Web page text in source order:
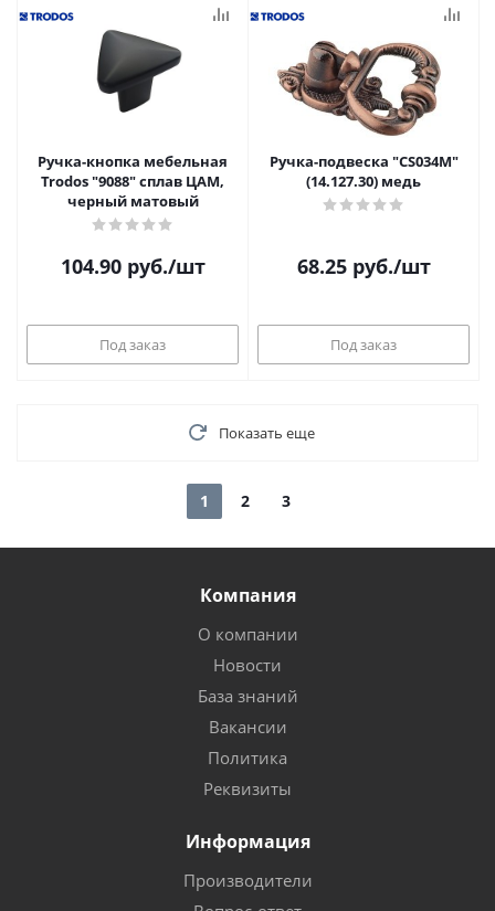
Ручка-кнопка мебельная
Trodos "9088" сплав ЦАМ,
черный матовый
104.90руб./шт
Под заказ
Ручка-подвеска "CS034M"
(14.127.30) медь
68.25руб./шт
Под заказ
Показать еще
1 2 3
Компания
О компании
Новости
База знаний
Вакансии
Политика
Реквизиты
Информация
Производители